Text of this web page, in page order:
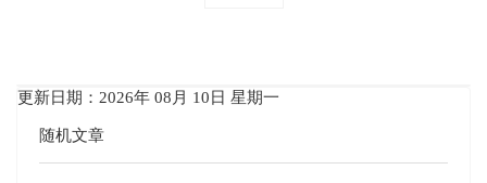
更新日期：2026年 08月 10日 星期一
随机文章